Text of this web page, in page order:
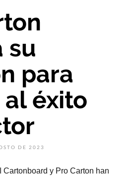
su
para
éxito
DE 2023
Cartonboard y Pro Carton han